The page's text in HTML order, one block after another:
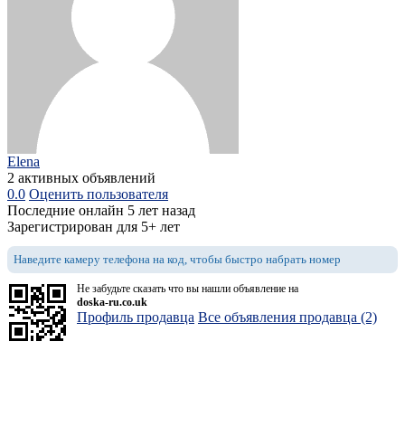
Elena
2 активных объявлений
0.0 Оценить пользователя
Последние онлайн 5 лет назад
Зарегистрирован для 5+ лет
Наведите камеру телефона на код, чтобы быстро набрать номер
Не забудьте сказать что вы нашли объявление на
doska-ru.co.uk
Профиль продавца Все объявления продавца (2)